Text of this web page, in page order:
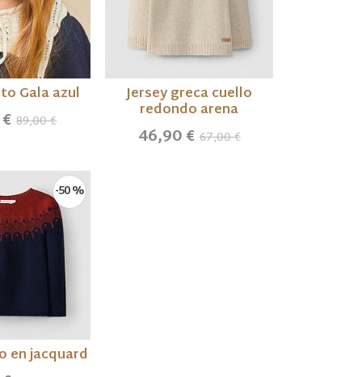
Gala azul
€89,00 €
Jersey greca cuello
redondo arena
46,90 €67,00 €
-50 %
en jacquard